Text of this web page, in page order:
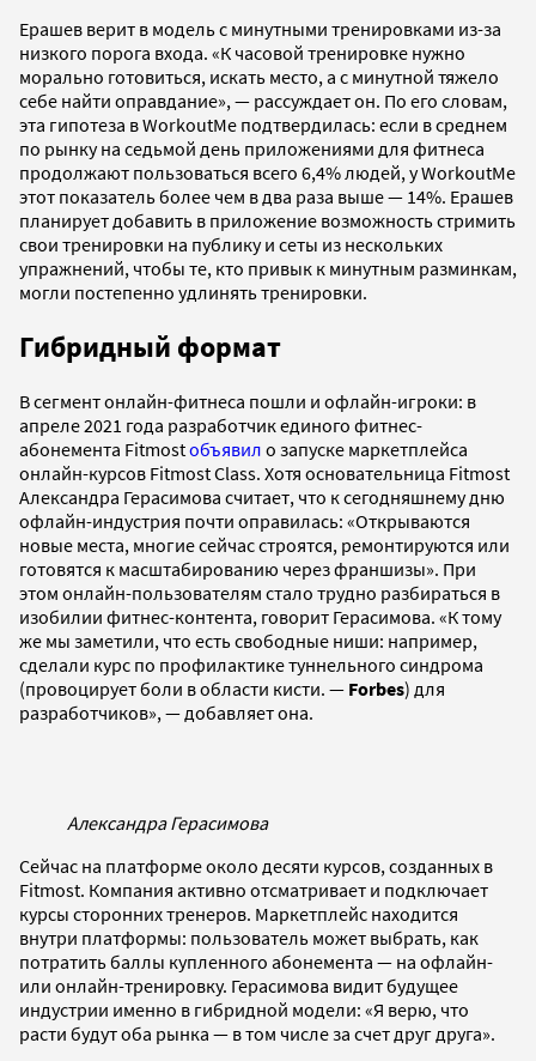
Ерашев верит в модель с минутными тренировками из-за
низкого порога входа. «К часовой тренировке нужно
морально готовиться, искать место, а с минутной тяжело
себе найти оправдание», — рассуждает он. По его словам,
эта гипотеза в WorkoutMe подтвердилась: если в среднем
по рынку на седьмой день приложениями для фитнеса
продолжают пользоваться всего 6,4% людей, у WorkoutMe
этот показатель более чем в два раза выше — 14%. Ерашев
планирует добавить в приложение возможность стримить
свои тренировки на публику и сеты из нескольких
упражнений, чтобы те, кто привык к минутным разминкам,
могли постепенно удлинять тренировки.
Гибридный формат
В сегмент онлайн-фитнеса пошли и офлайн-игроки: в
апреле 2021 года разработчик единого фитнес-
абонемента Fitmostобъявил о запуске маркетплейса
онлайн-курсов Fitmost Class. Хотя основательница Fitmost
Александра Герасимова считает, что к сегодняшнему дню
офлайн-индустрия почти оправилась: «Открываются
новые места, многие сейчас строятся, ремонтируются или
готовятся к масштабированию через франшизы». При
этом онлайн-пользователям стало трудно разбираться в
изобилии фитнес-контента, говорит Герасимова. «К тому
же мы заметили, что есть свободные ниши: например,
сделали курс по профилактике туннельного синдрома
(провоцирует боли в области кисти. — Forbes) для
разработчиков», — добавляет она.
Александра Герасимова
Сейчас на платформе около десяти курсов, созданных в
Fitmost. Компания активно отсматривает и подключает
курсы сторонних тренеров. Маркетплейс находится
внутри платформы: пользователь может выбрать, как
потратить баллы купленного абонемента — на офлайн-
или онлайн-тренировку. Герасимова видит будущее
индустрии именно в гибридной модели: «Я верю, что
расти будут оба рынка — в том числе за счет друг друга».